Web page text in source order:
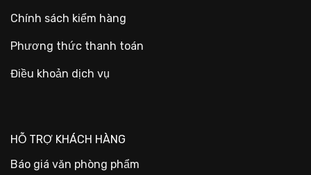
Chính sách kiểm hàng
Phương thức thanh toán
Điều khoản dịch vụ
HỖ TRỢ KHÁCH HÀNG
Báo giá văn phòng phẩm